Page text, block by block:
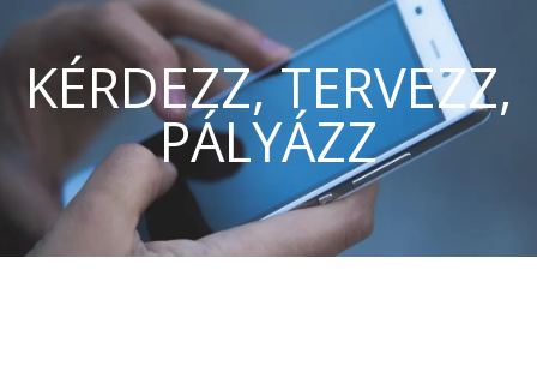
KÉRDEZZ, TERVEZZ,
PÁLYÁZZ